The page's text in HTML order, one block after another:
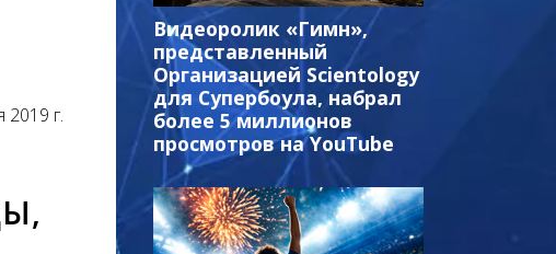
2019 г.
Видеоролик «Гимн»,
представленный
Организацией Scientology
для Супербоула, набрал
более 5 миллионов
просмотров на YouTube